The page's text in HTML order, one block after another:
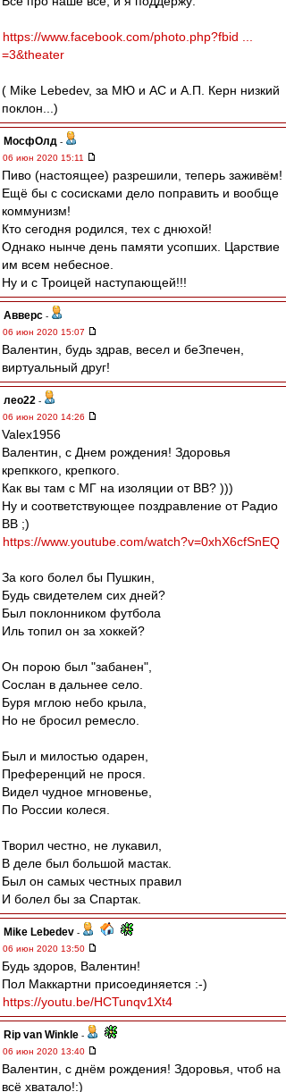
https://www.facebook.com/photo.php?fbid ...
=3&theater
( Mike Lebedev, за МЮ и АС и А.П. Керн низкий
поклон...)
МосфОлд -
06 июн 2020 15:11
Пиво (настоящее) разрешили, теперь заживём!
Ещё бы с сосисками дело поправить и вообще
коммунизм!
Кто сегодня родился, тех с днюхой!
Однако нынче день памяти усопших. Царствие
им всем небесное.
Ну и с Троицей наступающей!!!
Авверс -
06 июн 2020 15:07
Валентин, будь здрав, весел и беЗпечен,
виртуальный друг!
лео22 -
06 июн 2020 14:26
Valex1956
Валентин, с Днем рождения! Здоровья
крепккого, крепкого.
Как вы там с МГ на изоляции от ВВ? )))
Ну и соответствующее поздравление от Радио
ВВ ;)
https://www.youtube.com/watch?v=0xhX6cfSnEQ
За кого болел бы Пушкин,
Будь свидетелем сих дней?
Был поклонником футбола
Иль топил он за хоккей?
Он порою был "забанен",
Сослан в дальнее село.
Буря мглою небо крыла,
Но не бросил ремесло.
Был и милостью одарен,
Преференций не прося.
Видел чудное мгновенье,
По России колеся.
Творил честно, не лукавил,
В деле был большой мастак.
Был он самых честных правил
И болел бы за Спартак.
Mike Lebedev -
06 июн 2020 13:50
Будь здоров, Валентин!
Пол Маккартни присоединяется :-)
https://youtu.be/HCTunqv1Xt4
Rip van Winkle -
06 июн 2020 13:40
Валентин, с днём рождения! Здоровья, чтоб на
всё хватало!:)